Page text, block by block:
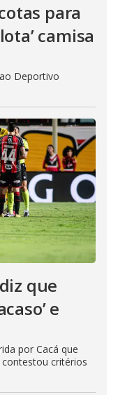
para
camisa
Deportivo
que
e
por Cacá que
critérios